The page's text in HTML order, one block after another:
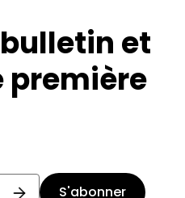
et
première
S'abonner